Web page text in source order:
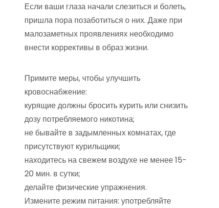
Если ваши глаза начали слезиться и болеть,
пришла пора позаботиться о них. Даже при
малозаметных проявлениях необходимо
внести коррективы в образ жизни.
Примите меры, чтобы улучшить
кровоснабжение:
курящие должны бросить курить или снизить
дозу потребляемого никотина;
не бывайте в задымленных комнатах, где
присутствуют курильщики;
находитесь на свежем воздухе не менее 15-
20 мин. в сутки;
делайте физические упражнения.
Измените режим питания: употребляйте